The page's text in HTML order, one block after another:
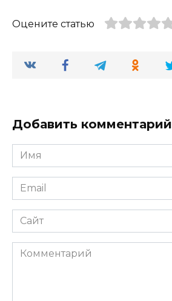
Оцените статью
Добавить комментарий
Имя
Email
Сайт
Комментарий